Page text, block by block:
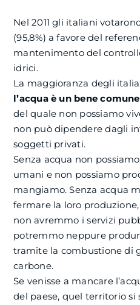
Nel 2011 gli italiani
(95,8%) a favore del
mantenimento del
idrici.
La maggioranza degli
l’acqua è un bene
del quale non possiamo
non può dipendere dagli
soggetti privati.
Senza acqua non
umani e non possiamo
mangiamo. Senza acqua
fermare la loro
non avremmo i servizi
potremmo neppure
tramite la combustione di
carbone.
Se venisse a mancare
del paese, quel territorio si